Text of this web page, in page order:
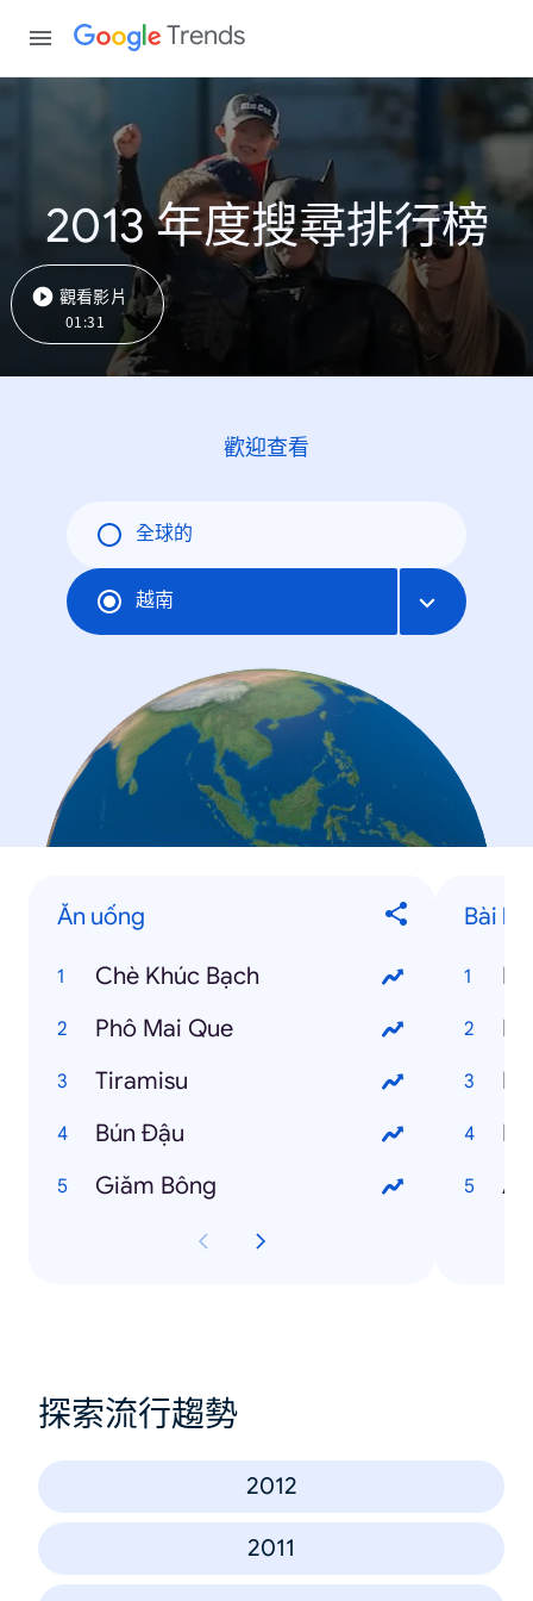
Trends
2013 年度搜尋排行榜
觀看影片
01:31
歡迎查看
全球的
越南
Ăn uống
Chè Khúc Bạch
Phô Mai Que
Tiramisu
Bún Đậu
Giăm Bông
Bài
探索流行趨勢
2012
2011